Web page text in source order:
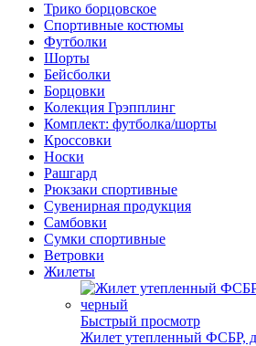
Трико борцовское
Спортивные костюмы
Футболки
Шорты
Бейсболки
Борцовки
Колекция Грэпплинг
Комплект: футболка/шорты
Кроссовки
Носки
Рашгард
Рюкзаки спортивные
Сувенирная продукция
Самбовки
Сумки спортивные
Ветровки
Жилеты
Быстрый просмотр
Жилет утепленный ФСБР,